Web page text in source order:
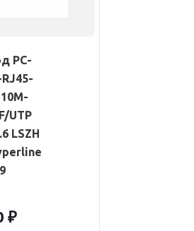
PC-
UTP
LSZH
₽